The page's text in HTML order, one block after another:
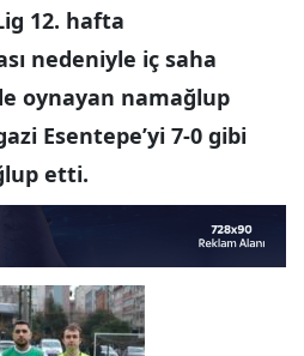
12. hafta
nedeniyle iç saha
oynayan namağlup
Esentepe’yi 7-0 gibi
etti.